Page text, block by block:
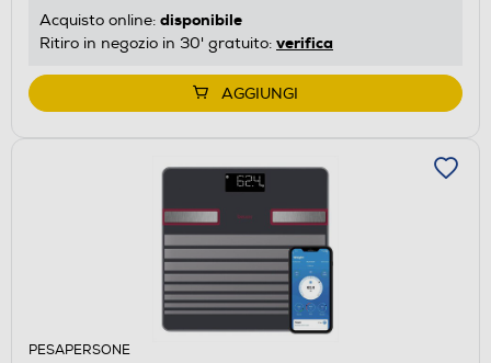
Acquisto online: disponibile
Ritiro in negozio in 30' gratuito: verifica
AGGIUNGI
PESAPERSONE